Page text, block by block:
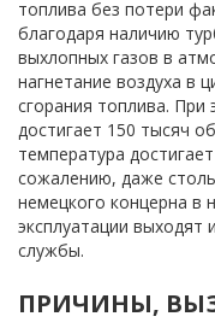
топлива без потери
благодаря наличию
выхлопных газов в
нагнетание воздуха в
сгорания топлива.
достигает 150 тысяч
температура
сожалению, даже
немецкого концерна в
эксплуатации выходят
службы.
ПРИЧИНЫ,